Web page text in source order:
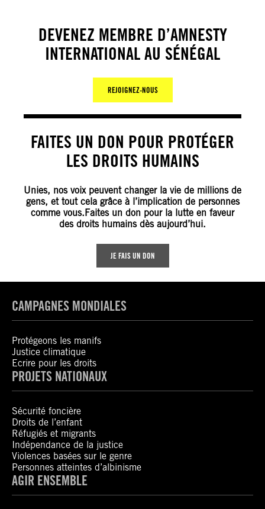
DEVENEZ MEMBRE D’AMNESTY
INTERNATIONAL AU SÉNÉGAL
REJOIGNEZ-NOUS
FAITES UN DON POUR PROTÉGER
LES DROITS HUMAINS
Unies, nos voix peuvent changer la vie de millions de
gens, et tout cela grâce à l’implication de personnes
comme vous.Faites un don pour la lutte en faveur
des droits humains dès aujourd’hui.
JE FAIS UN DON
CAMPAGNES MONDIALES
Protégeons les manifs
Justice climatique
Ecrire pour les droits
PROJETS NATIONAUX
Sécurité foncière
Droits de l’enfant
Réfugiés et migrants
Indépendance de la justice
Violences basées sur le genre
Personnes atteintes d’albinisme
AGIR ENSEMBLE